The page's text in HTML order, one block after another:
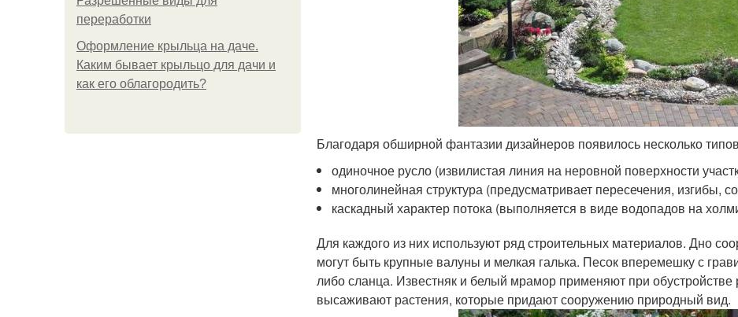
переработки
Оформление крыльца на даче.
Каким бывает крыльцо для дачи и
как его облагородить?
Благодаря обширной фантазии дизайнеров появилось несколько
одиночное русло (извилистая линия на неровной поверхности
многолинейная структура (предусматривает пересечения, изгибы,
каскадный характер потока (выполняется в виде водопадов на
Для каждого из них используют ряд строительных материалов. Дно
могут быть крупные валуны и мелкая галька. Песок вперемешку с
либо сланца. Известняк и белый мрамор применяют при обустройстве
высаживают растения, которые придают сооружению природный вид.